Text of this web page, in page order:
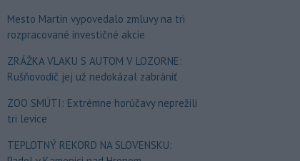
Mesto Martin vypovedalo zmluvy na tri
rozpracované investičné akcie
ZRÁŽKA VLAKU S AUTOM V LOZORNE:
Rušňovodič jej už nedokázal zabrániť
ZOO SMÚTI: Extrémne horúčavy neprežili
tri levice
TEPLOTNÝ REKORD NA SLOVENSKU: